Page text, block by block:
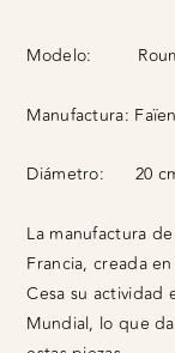
Modelo:
Manufactura:
Diámetro: 20
La manufactura
Francia, creada
Cesa su actividad
Mundial, lo que